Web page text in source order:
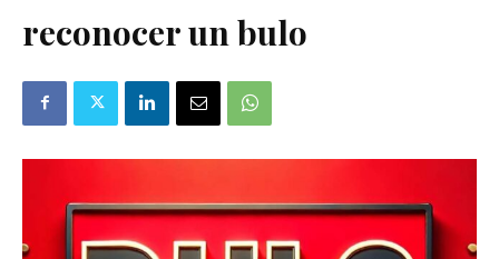
reconocer un bulo